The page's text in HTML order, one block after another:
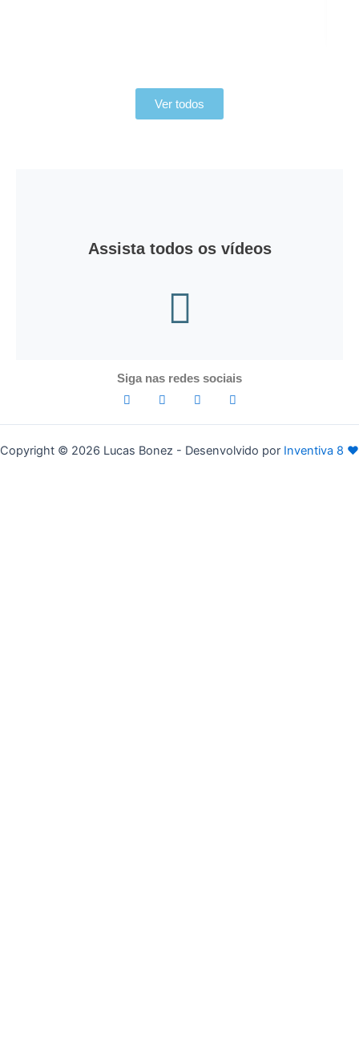
Ver todos
Assista todos os vídeos
Siga nas redes sociais
Copyright © 2026 Lucas Bonez - Desenvolvido por Inventiva 8 ♥